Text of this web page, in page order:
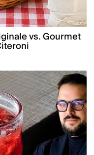
vs. Gourmet